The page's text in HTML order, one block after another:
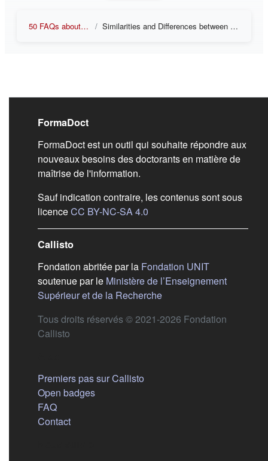
50 FAQs about Research Integrity Similarities and Differences between Ethics, Integrity, and Professional Ethics
Liens de bas de
FormaDoct
FormaDoct est un outil qui souhaite répondre aux
nouveaux besoins des doctorants en matière de
maîtrise de l'information.
Sauf indication contraire, les contenus sont sous
licenceCC BY-NC-SA 4.0
Callisto
Fondation abritée par la Fondation UNIT(s'ouvre
soutenue par le Ministère de l’Enseignement
Supérieur et de la Recherche(s'ouvre dans un nouvel
Tous droits réservés © 2021-2026 Fondation
Callisto
Premiers pas sur Callisto
Open badges
FAQ
Contact